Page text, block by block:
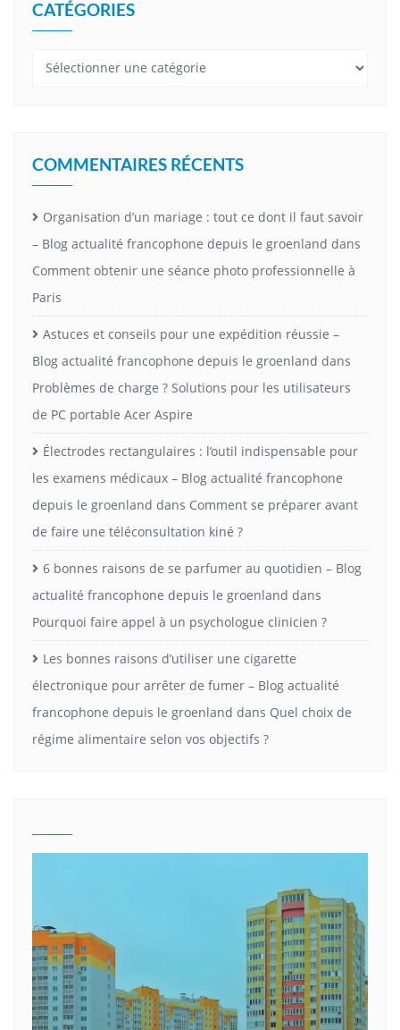
CATÉGORIES
Catégories
COMMENTAIRES RÉCENTS
Organisation d’un mariage : tout ce dont il faut savoir
– Blog actualité francophone depuis le groenland dans
Comment obtenir une séance photo professionnelle à
Paris
Astuces et conseils pour une expédition réussie –
Blog actualité francophone depuis le groenland dans
Problèmes de charge ? Solutions pour les utilisateurs
de PC portable Acer Aspire
Électrodes rectangulaires : l’outil indispensable pour
les examens médicaux – Blog actualité francophone
depuis le groenland dans Comment se préparer avant
de faire une téléconsultation kiné ?
6 bonnes raisons de se parfumer au quotidien – Blog
actualité francophone depuis le groenland dans
Pourquoi faire appel à un psychologue clinicien ?
Les bonnes raisons d’utiliser une cigarette
électronique pour arrêter de fumer – Blog actualité
francophone depuis le groenland dans Quel choix de
régime alimentaire selon vos objectifs ?